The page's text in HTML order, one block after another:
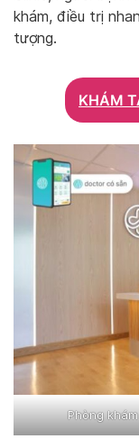
khám, điều trị
tượng.
KHÁM
Phòng